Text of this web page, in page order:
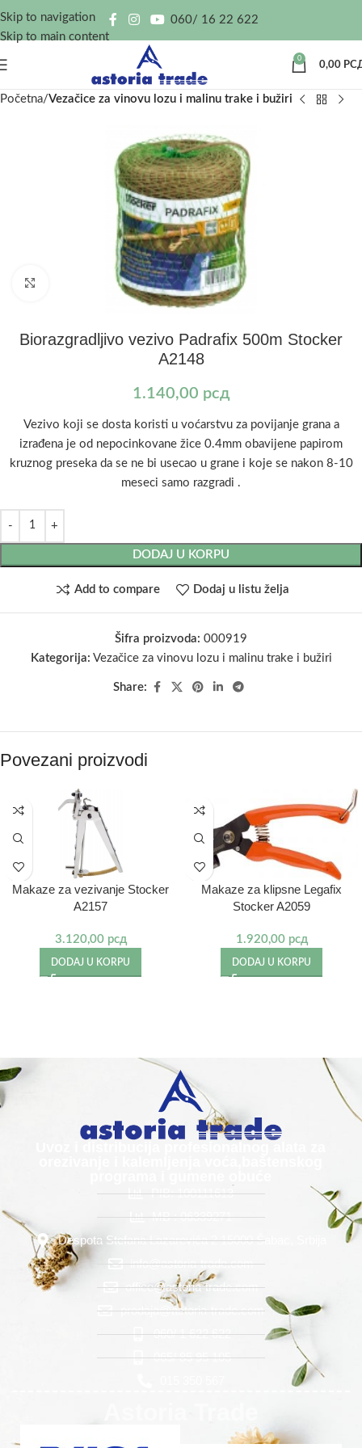
Skip to navigation
Skip to main content
060/ 16 22 622
0
0,00
Početna Vezačice za vinovu lozu i malinu trake i bužiri
Kliknite za uvećanje
Biorazgradljivo vezivo Padrafix 500m Stocker
A2148
1.140,00 рсд
Vezivo koji se dosta koristi u voćarstvu za povijanje grana a
izrađena je od nepocinkovane žice 0.4mm obavijene papirom
kruznog preseka da se ne bi usecao u grane i koje se nakon 8-10
meseci samo razgradi .
DODAJ U KORPU
Add to compare Dodaj u listu želja
Šifra proizvoda: 000919
Kategorija: Vezačice za vinovu lozu i malinu trake i bužiri
Share:
Povezani proizvodi
Makaze za vezivanje Stocker
A2157
3.120,00 рсд
DODAJ U KORPU
Makaze za klipsne Legafix
Stocker A2059
1.920,00 рсд
DODAJ U KORPU
PIB: 100111613
MB : 06339271
Despota Stefana Lazarevića 2 15000 Šabac, Srbija
info@astoria-trade.com
office@astoria-trade.com
prodaja@astoria-trade.com
060/ 1 622 622
065/ 85 95 105